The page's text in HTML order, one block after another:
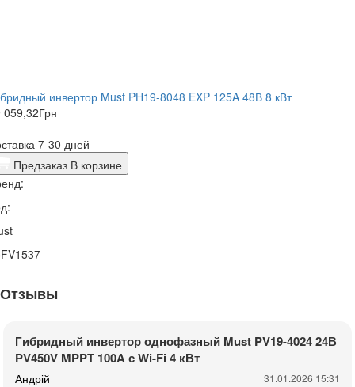
инвертор Must PH19-8048 EXP 125A 48В 8 кВт
059,32Грн
7-30 дней
Предзаказ В корзине
Отзывы
Гибридный инвертор однофазный Must PV19-4024 24В
PV450V MPPT 100A с Wi-Fi 4 кВт
Андрій 31.01.2026 15:31